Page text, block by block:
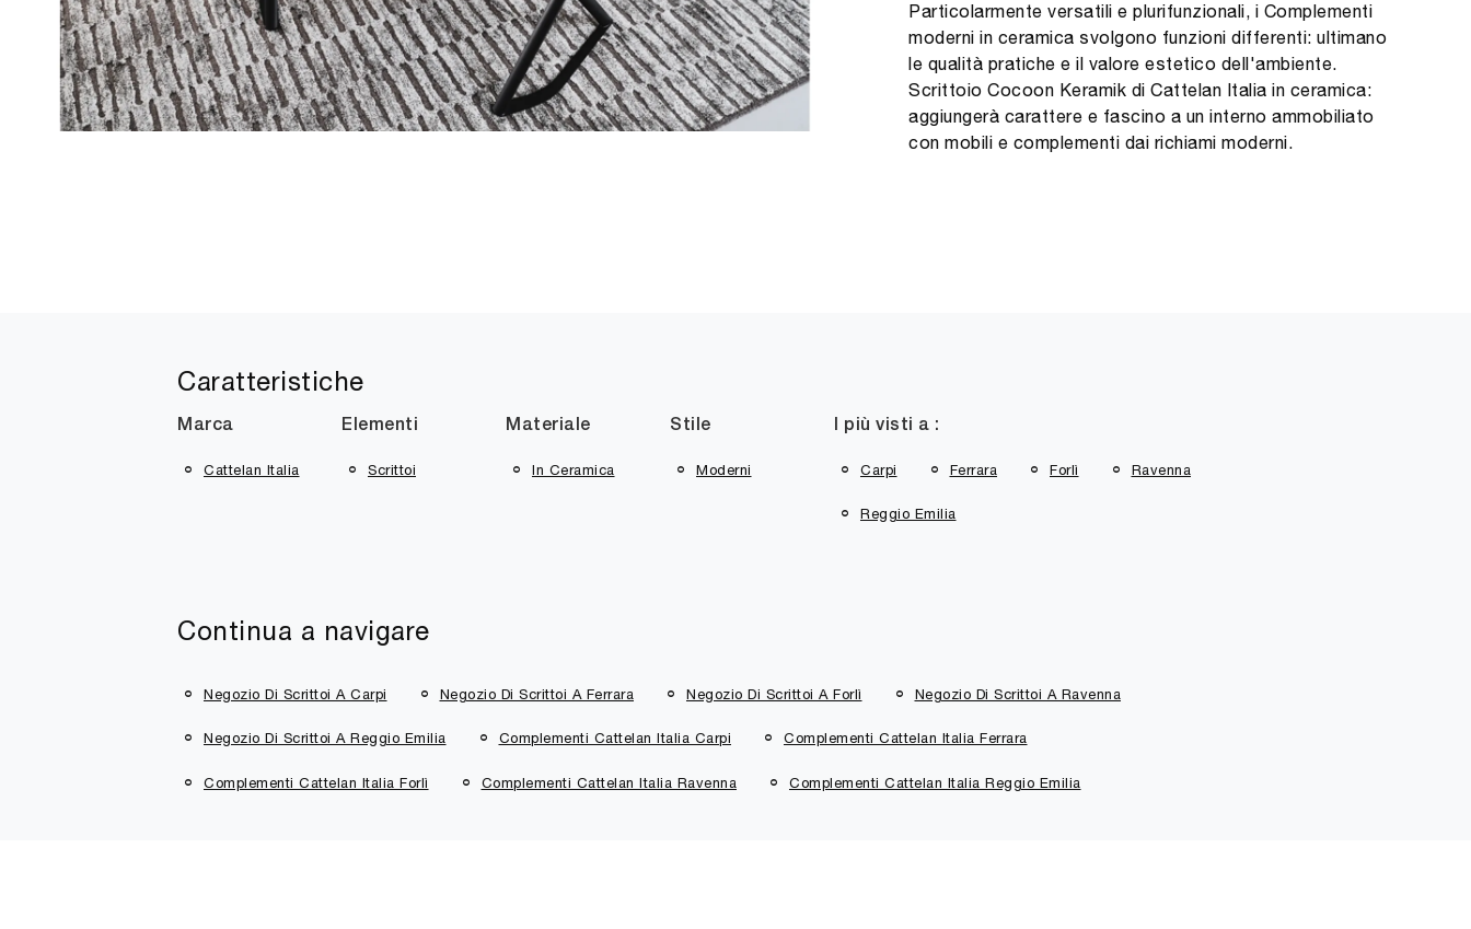
Particolarmente versatili e plurifunzionali, i Complementi
moderni in ceramica svolgono funzioni differenti: ultimano
le qualità pratiche e il valore estetico dell'ambiente.
Scrittoio Cocoon Keramik di Cattelan Italia in ceramica:
aggiungerà carattere e fascino a un interno ammobiliato
con mobili e complementi dai richiami moderni.
Caratteristiche
Marca
Cattelan Italia
Elementi
Scrittoi
Materiale
In Ceramica
Stile
Moderni
I più visti a :
Carpi Ferrara Forlì Ravenna
Reggio Emilia
Continua a navigare
Negozio Di Scrittoi A Carpi Negozio Di Scrittoi A Ferrara Negozio Di Scrittoi A Forlì Negozio Di Scrittoi A Ravenna
Negozio Di Scrittoi A Reggio Emilia Complementi Cattelan Italia Carpi Complementi Cattelan Italia Ferrara
Complementi Cattelan Italia Forlì Complementi Cattelan Italia Ravenna Complementi Cattelan Italia Reggio Emilia